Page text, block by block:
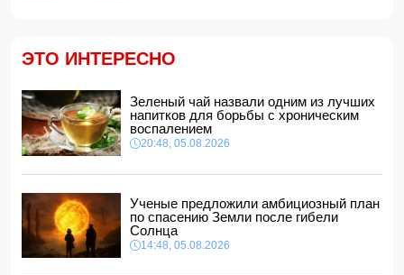
14:14, 05.08.2026
ЕС получил пятый транш доходов от замороженных
активов РФ и обещал передать их Киеву
14:10, 05.08.2026
В Баку на рабочем месте скоропостижно скончался
мужчина
14:04, 05.08.2026
Депутат Милли Меджлиса посетил семью шехида-
ФОТО
14:00, 05.08.2026
Прогноз погоды в Азербайджане на 6 августа
ЭТО ИНТЕРЕСНО
Зеленый чай назвали одним из лучших
напитков для борьбы с хроническим
воспалением
20:48, 05.08.2026
Ученые предложили амбициозный план
по спасению Земли после гибели
Солнца
14:48, 05.08.2026